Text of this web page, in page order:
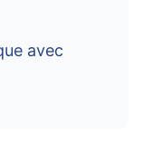
avec